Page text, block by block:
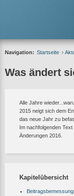
Navigation: Startseite
Was ändert
Alle Jahre
2015 neigt sich dem
das neue Jahr zu
Im nachfolgenden
Änderungen 2016.
Kapitelübersicht